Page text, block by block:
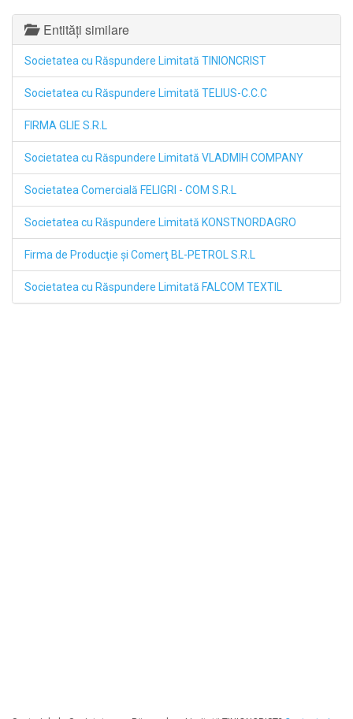
Entități similare
Societatea cu Răspundere Limitată TINIONCRIST
Societatea cu Răspundere Limitată TELIUS-C.C.C
FIRMA GLIE S.R.L
Societatea cu Răspundere Limitată VLADMIH COMPANY
Societatea Comercială FELIGRI - COM S.R.L
Societatea cu Răspundere Limitată KONSTNORDAGRO
Firma de Producţie şi Comerţ BL-PETROL S.R.L
Societatea cu Răspundere Limitată FALCOM TEXTIL